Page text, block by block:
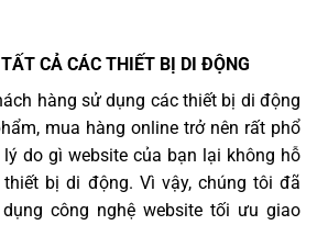
CẢ CÁC THIẾT BỊ DI ĐỘNG
hàng sử dụng các thiết bị di động
mua hàng online trở nên rất phổ
do gì website của bạn lại không hỗ
bị di động. Vì vậy, chúng tôi đã
công nghệ website tối ưu giao